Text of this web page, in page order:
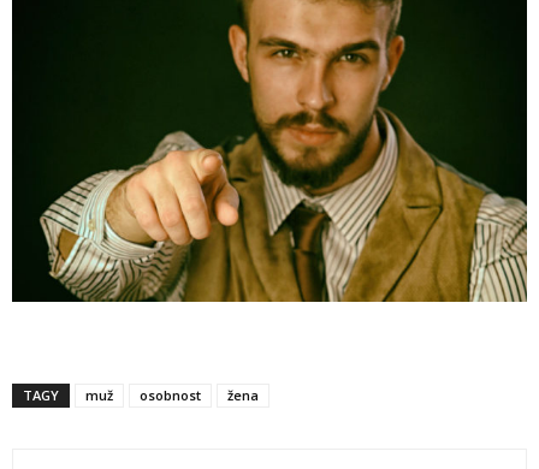
TAGY muž osobnost žena